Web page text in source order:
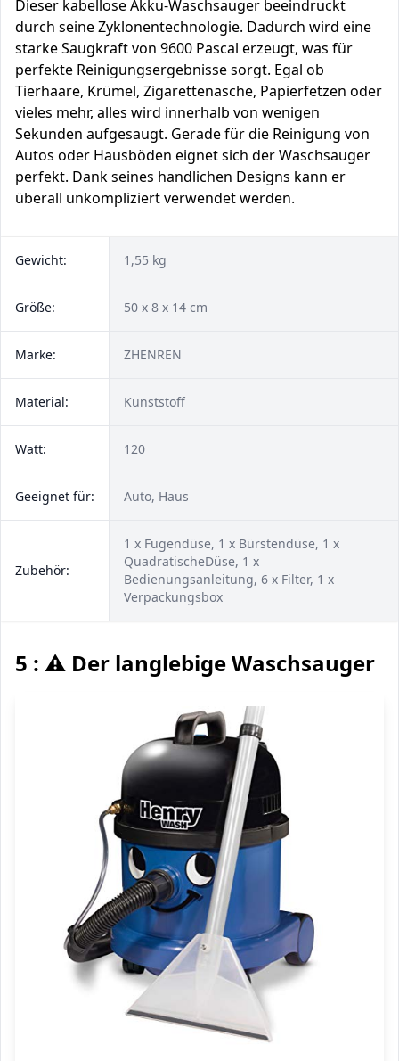
Dieser kabellose Akku-Waschsauger beeindruckt
durch seine Zyklonentechnologie. Dadurch wird eine
starke Saugkraft von 9600 Pascal erzeugt, was für
perfekte Reinigungsergebnisse sorgt. Egal ob
Tierhaare, Krümel, Zigarettenasche, Papierfetzen oder
vieles mehr, alles wird innerhalb von wenigen
Sekunden aufgesaugt. Gerade für die Reinigung von
Autos oder Hausböden eignet sich der Waschsauger
perfekt. Dank seines handlichen Designs kann er
überall unkompliziert verwendet werden.
Gewicht: 1,55 kg
Größe: 50 x 8 x 14 cm
Marke: ‎ZHENREN
Material: Kunststoff
Watt: 120
Geeignet für: Auto, Haus
Zubehör:
1 x Fugendüse, 1 x Bürstendüse, 1 x
QuadratischeDüse, 1 x
Bedienungsanleitung, 6 x Filter, 1 x
Verpackungsbox
5 : ⚠️ Der langlebige Waschsauger